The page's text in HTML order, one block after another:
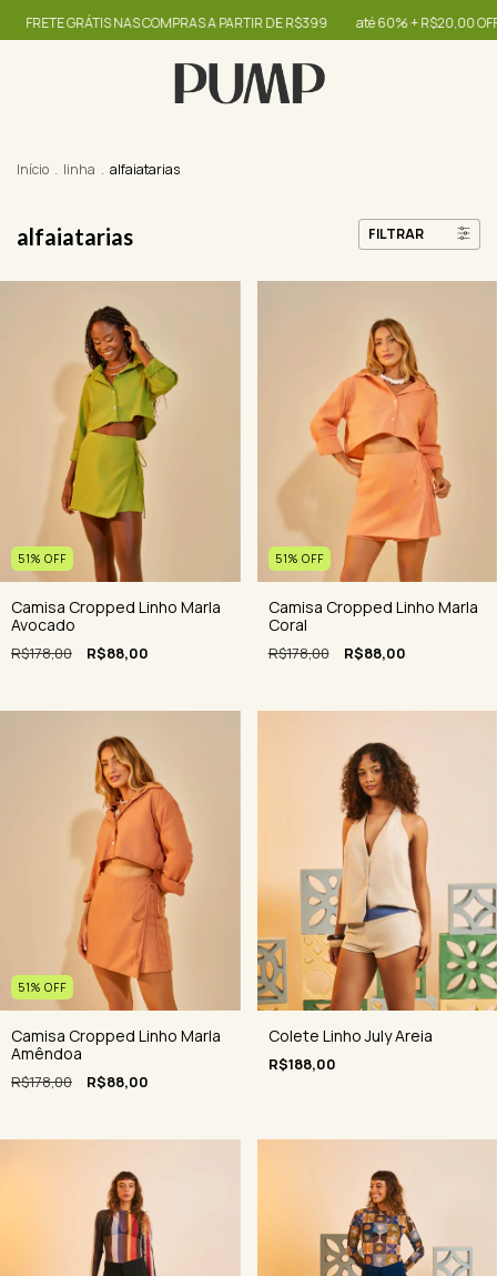
NAS COMPRAS A PARTIR DE R$399 até 60% + R$20,00 OFF - use o
Início . linha . alfaiatarias
alfaiatarias FILTRAR
51% OFF
Camisa Cropped Linho Marla
Avocado
R$178,00 R$88,00
51% OFF
Camisa Cropped Linho Marla
Coral
R$178,00 R$88,00
51% OFF
Camisa Cropped Linho Marla
Amêndoa
R$178,00 R$88,00
Colete Linho July Areia
R$188,00